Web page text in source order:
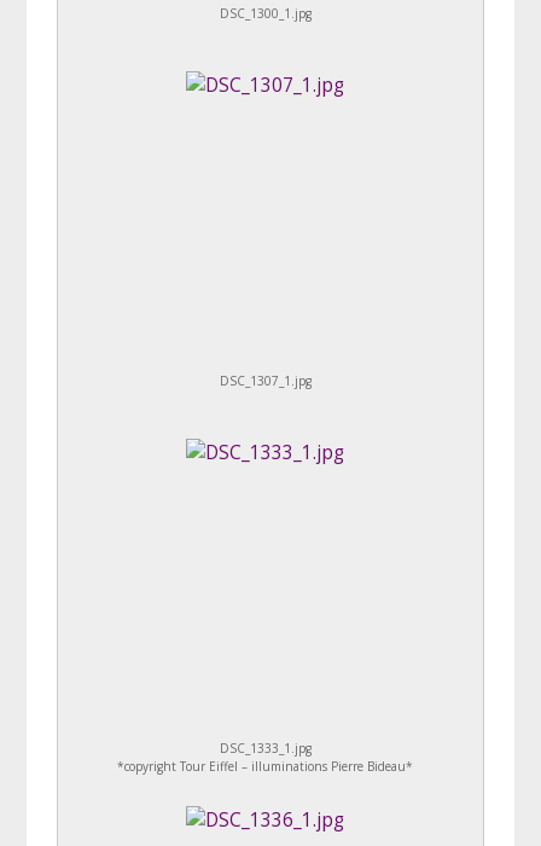
DSC_1300_1.jpg
DSC_1307_1.jpg
DSC_1333_1.jpg
*copyright Tour Eiffel – illuminations Pierre Bideau*